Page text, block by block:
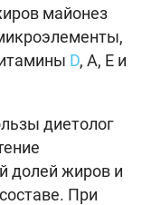
майонез
D, A, E и
диетолог
долей жиров и
При